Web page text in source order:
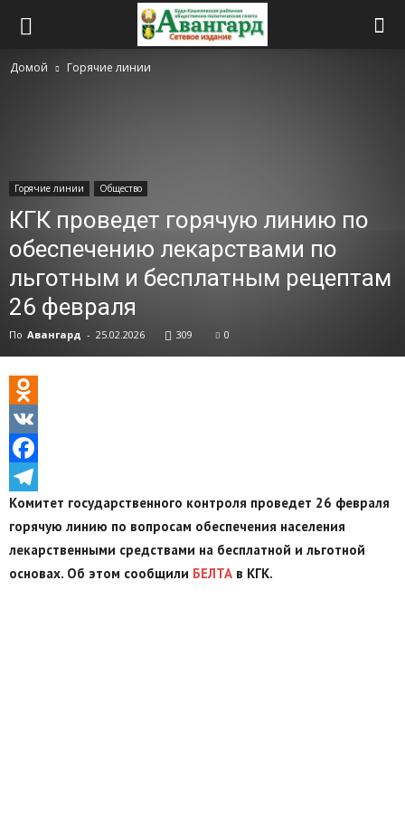
Домой Горячие линии
Горячие линии Общество
КГК проведет горячую линию по
обеспечению лекарствами по
льготным и бесплатным рецептам
26 февраля
По Авангард - 25.02.2026 309 0
Odnoklassniki
VK
Facebook
Telegram
Комитет государственного контроля проведет 26 февраля
горячую линию по вопросам обеспечения населения
лекарственными средствами на бесплатной и льготной
основах. Об этом сообщили БЕЛТА в КГК.